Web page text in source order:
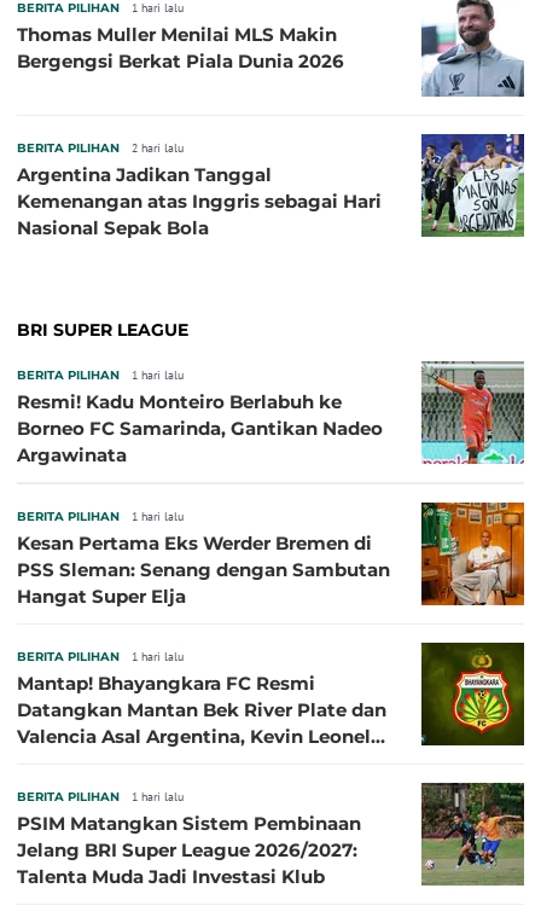
BERITA PILIHAN 1 hari lalu
Thomas Muller Menilai MLS Makin
Bergengsi Berkat Piala Dunia 2026
BERITA PILIHAN 2 hari lalu
Argentina Jadikan Tanggal
Kemenangan atas Inggris sebagai Hari
Nasional Sepak Bola
BRI SUPER LEAGUE
BERITA PILIHAN 1 hari lalu
Resmi! Kadu Monteiro Berlabuh ke
Borneo FC Samarinda, Gantikan Nadeo
Argawinata
BERITA PILIHAN 1 hari lalu
Kesan Pertama Eks Werder Bremen di
PSS Sleman: Senang dengan Sambutan
Hangat Super Elja
BERITA PILIHAN 1 hari lalu
Mantap! Bhayangkara FC Resmi
Datangkan Mantan Bek River Plate dan
Valencia Asal Argentina, Kevin Leonel
BERITA PILIHAN 1 hari lalu
PSIM Matangkan Sistem Pembinaan
Jelang BRI Super League 2026/2027:
Talenta Muda Jadi Investasi Klub